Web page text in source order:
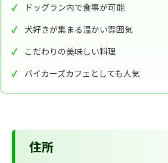
ドッグラン内で食事が可能
犬好きが集まる温かい雰囲気
こだわりの美味しい料理
バイカーズカフェとしても人気
住所